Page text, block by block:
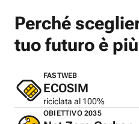
Perché
tuo futuro è
FASTWEB
ECOSIM
riciclata al 100%
OBIETTIVO 2035